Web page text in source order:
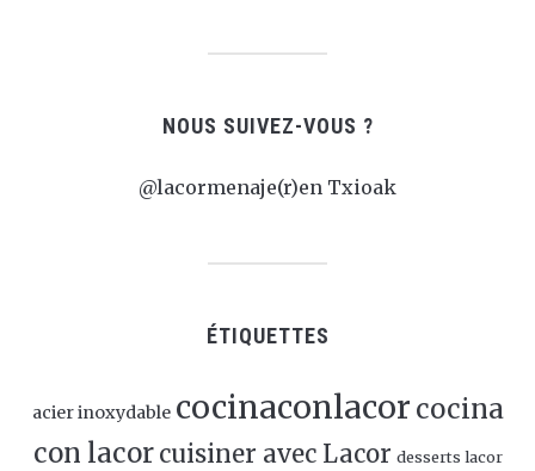
NOUS SUIVEZ-VOUS ?
@lacormenaje(r)en Txioak
ÉTIQUETTES
acier inoxydable cocinaconlacor cocina
con lacor cuisiner avec Lacor desserts lacor